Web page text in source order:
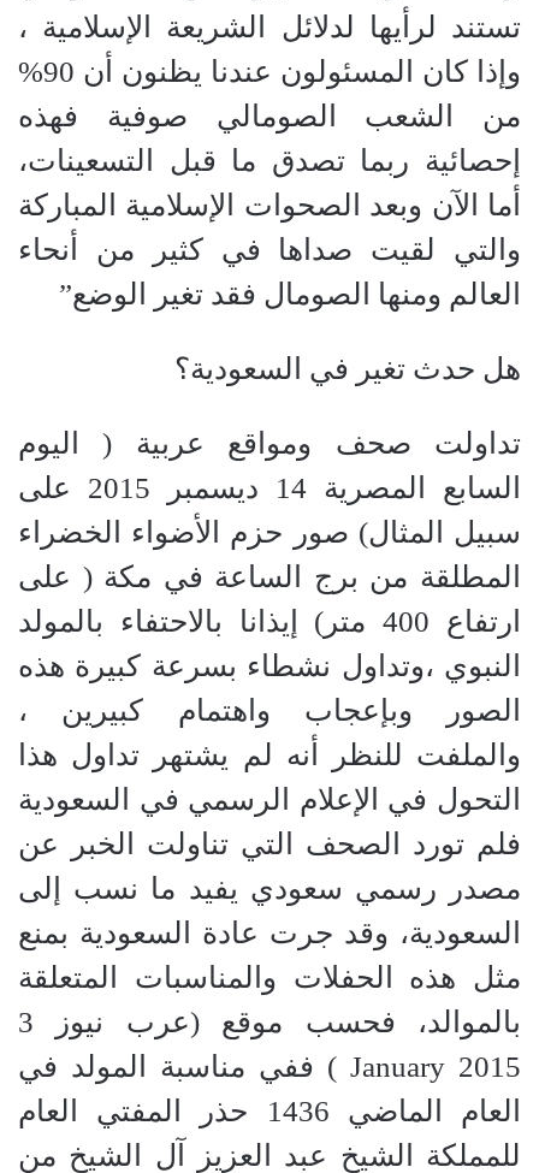
تستند لرأيها لدلائل الشريعة الإسلامية ،
وإذا كان المسئولون عندنا يظنون أن 90%
من الشعب الصومالي صوفية فهذه
إحصائية ربما تصدق ما قبل التسعينات،
أما الآن وبعد الصحوات الإسلامية المباركة
والتي لقيت صداها في كثير من أنحاء
العالم ومنها الصومال فقد تغير الوضع”
هل حدث تغير في السعودية؟
تداولت صحف ومواقع عربية ( اليوم
السابع المصرية 14 ديسمبر 2015 على
سبيل المثال) صور حزم الأضواء الخضراء
المطلقة من برج الساعة في مكة ( على
ارتفاع 400 متر) إيذانا بالاحتفاء بالمولد
النبوي ،وتداول نشطاء بسرعة كبيرة هذه
الصور وبإعجاب واهتمام كبيرين ،
والملفت للنظر أنه لم يشتهر تداول هذا
التحول في الإعلام الرسمي في السعودية
فلم تورد الصحف التي تناولت الخبر عن
مصدر رسمي سعودي يفيد ما نسب إلى
السعودية، وقد جرت عادة السعودية بمنع
مثل هذه الحفلات والمناسبات المتعلقة
بالموالد، فحسب موقع (عرب نيوز 3
January 2015 ) ففي مناسبة المولد في
العام الماضي 1436 حذر المفتي العام
للمملكة الشيخ عبد العزيز آل الشيخ من